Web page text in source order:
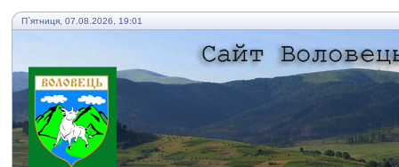
П`ятниця, 07.08.2026, 19:01